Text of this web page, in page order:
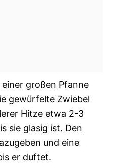
einer großen Pfanne
gewürfelte Zwiebel
Hitze etwa 2-3
sie glasig ist. Den
und eine
er duftet.